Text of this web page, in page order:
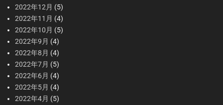
2022年12月 (5)
2022年11月 (4)
2022年10月 (5)
2022年9月 (4)
2022年8月 (4)
2022年7月 (5)
2022年6月 (4)
2022年5月 (4)
2022年4月 (5)